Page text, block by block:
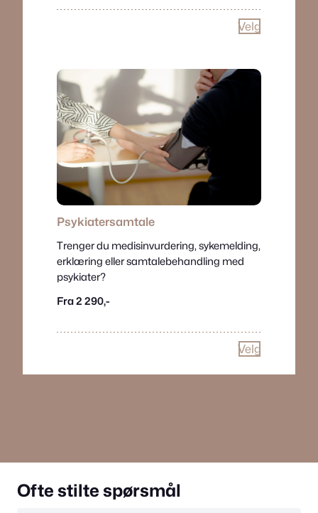
Velg
Psykiatersamtale
Trenger du medisinvurdering, sykemelding,
erklæring eller samtalebehandling med
psykiater?
Fra 2 290,-
Velg
Ofte stilte spørsmål